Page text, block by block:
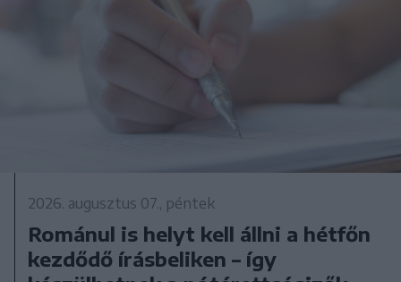
2026. augusztus 07., péntek
Románul is helyt kell állni a hétfőn
kezdődő írásbeliken – így